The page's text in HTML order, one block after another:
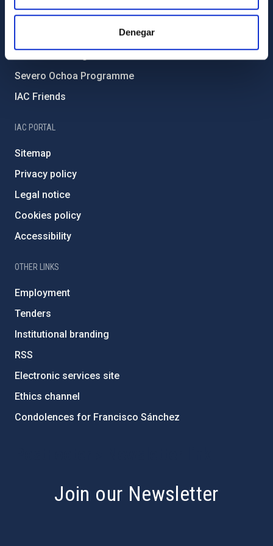
Denegar
Forever IAC
Severo Ochoa Programme
IAC Friends
IAC PORTAL
Sitemap
Privacy policy
Legal notice
Cookies policy
Accessibility
OTHER LINKS
Employment
Tenders
Institutional branding
RSS
Electronic services site
Ethics channel
Condolences for Francisco Sánchez
Join our Newsletter